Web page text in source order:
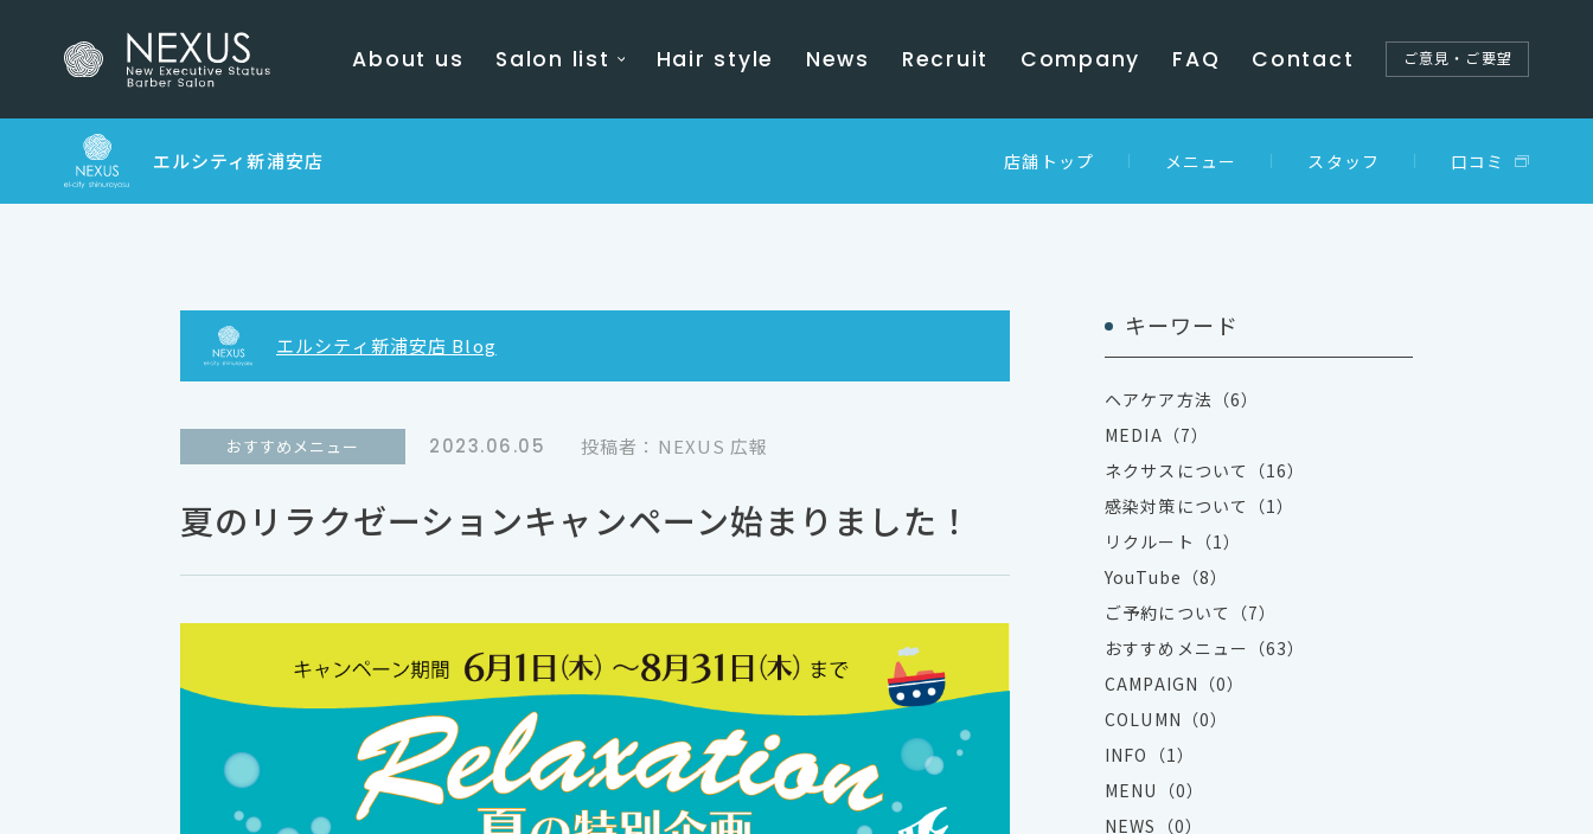
About us Salon list Hair style News Recruit Company FAQ Contact ご意見・ご要望
エルシティ新浦安店 Blog
夏のリラクゼーションキャンペーン始まりました！
おすすめメニュー 2023.06.05 投稿者：NEXUS 広報
キーワード
ヘアケア方法（6）
MEDIA（7）
ネクサスについて（16）
感染対策について（1）
リクルート（1）
YouTube（8）
ご予約について（7）
おすすめメニュー（63）
CAMPAIGN（0）
COLUMN（0）
INFO（1）
MENU（0）
NEWS（0）
エルシティ新浦安店 店舗トップ メニュー スタッフ 口コミ